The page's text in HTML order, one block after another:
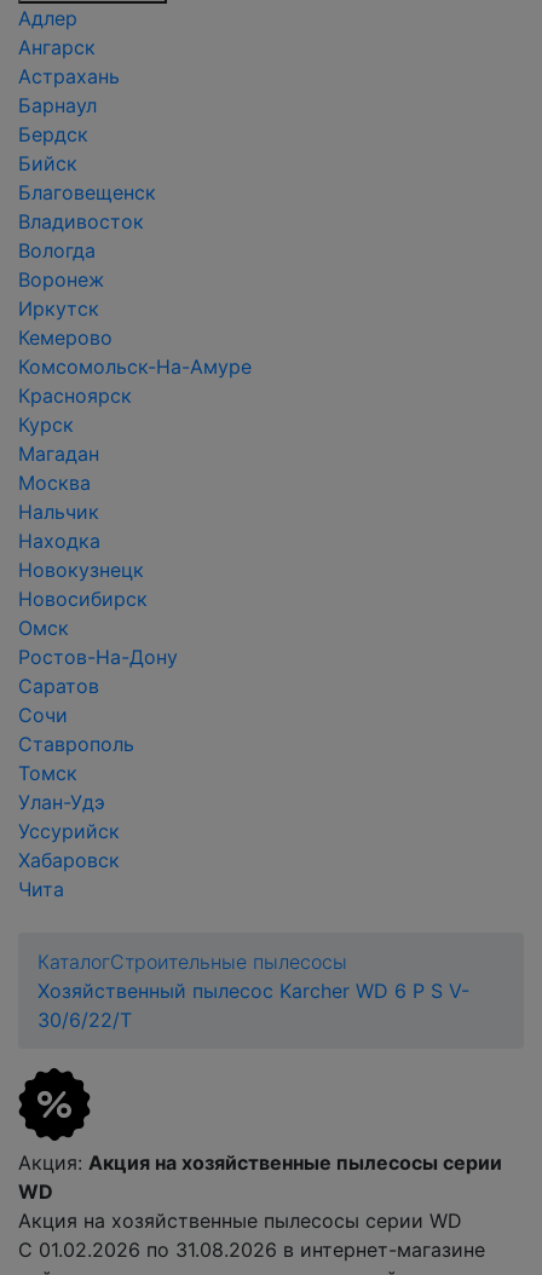
Адлер
Ангарск
Астрахань
Барнаул
Бердск
Бийск
Благовещенск
Владивосток
Вологда
Воронеж
Иркутск
Кемерово
Комсомольск-На-Амуре
Красноярск
Курск
Магадан
Москва
Нальчик
Находка
Новокузнецк
Новосибирск
Омск
Ростов-На-Дону
Саратов
Сочи
Ставрополь
Томск
Улан-Удэ
Уссурийск
Хабаровск
Чита
КаталогСтроительные пылесосы
Хозяйственный пылесос Karcher WD 6 P S V-
30/6/22/T
Акция: Акция на хозяйственные пылесосы серии
WD
Акция на хозяйственные пылесосы серии WD
С 01.02.2026 по 31.08.2026 в интернет-магазине